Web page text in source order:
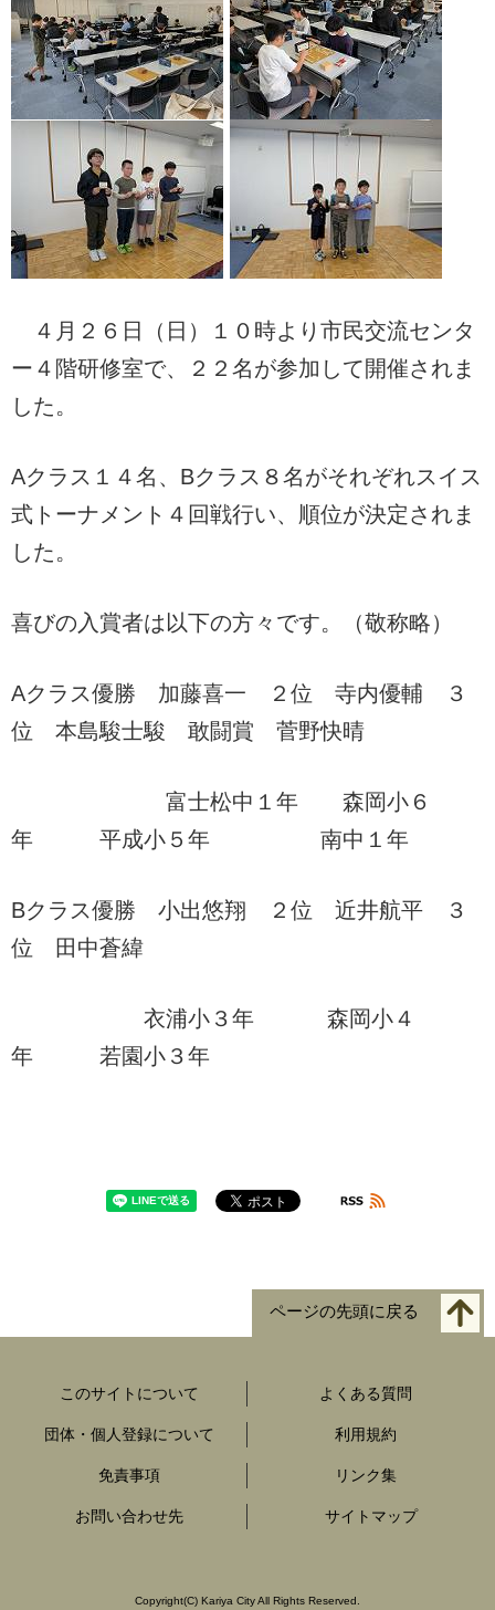
４月２６日（日）１０時より市民交流センタ
ー４階研修室で、２２名が参加して開催されま
した。
Aクラス１４名、Bクラス８名がそれぞれスイス
式トーナメント４回戦行い、順位が決定されま
した。
喜びの入賞者は以下の方々です。（敬称略）
Aクラス優勝 加藤喜一 ２位 寺内優輔 ３
位 本島駿士駿 敢闘賞 菅野快晴
富士松中１年 森岡小６
年 平成小５年 南中１年
Bクラス優勝 小出悠翔 ２位 近井航平 ３
位 田中蒼緯
衣浦小３年 森岡小４
年 若園小３年
ページの先頭に戻る
このサイトについて よくある質問
団体・個人登録について 利用規約
免責事項 リンク集
お問い合わせ先 サイトマップ
Copyright(C) Kariya City All Rights Reserved.